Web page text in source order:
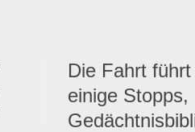
Die Fahrt
einige